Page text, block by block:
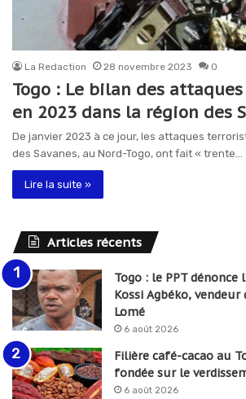
La Redaction 28 novembre 2023 0
Togo : Le bilan des
en 2023 dans la région des
De janvier 2023 à ce jour, les attaques
des Savanes, au Nord-Togo, ont fait « trente…
Lire la suite »
Articles récents
Togo : le PPT
Kossi Agbéko,
Lomé
6 août 2026
Filière café-cacao au
fondée sur le
6 août 2026